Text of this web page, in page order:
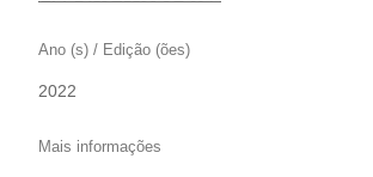
Ano (s) / Edição (ões)
2022
Mais informações